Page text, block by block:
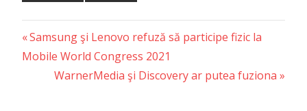
Post
navigation
Previous
Post:
Samsung şi Lenovo refuză să participe fizic la
Mobile World Congress 2021
Next
WarnerMedia şi Discovery ar putea fuziona